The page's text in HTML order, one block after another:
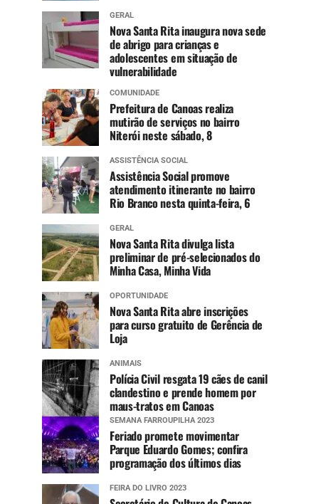
GERAL
Nova Santa Rita inaugura nova sede
de abrigo para crianças e
adolescentes em situação de
vulnerabilidade
COMUNIDADE
Prefeitura de Canoas realiza
mutirão de serviços no bairro
Niterói neste sábado, 8
ASSISTÊNCIA SOCIAL
Assistência Social promove
atendimento itinerante no bairro
Rio Branco nesta quinta-feira, 6
GERAL
Nova Santa Rita divulga lista
preliminar de pré-selecionados do
Minha Casa, Minha Vida
OPORTUNIDADE
Nova Santa Rita abre inscrições
para curso gratuito de Gerência de
Loja
ANIMAIS
Polícia Civil resgata 19 cães de canil
clandestino e prende homem por
maus-tratos em Canoas
SEMANA FARROUPILHA 2023
Feriado promete movimentar
Parque Eduardo Gomes; confira
programação dos últimos dias
FEIRA DO LIVRO 2023